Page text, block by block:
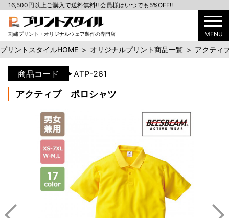
刺繍プリント・オリジナルウェア製作の専門店 MENU
16,500円以上ご購入で送料無料!! 会員様はいつでも5%OFF!!
プリントスタイルHOME > オリジナルプリント商品一覧 > アクティ
商品コード ATP-261
アクティブ ポロシャツ